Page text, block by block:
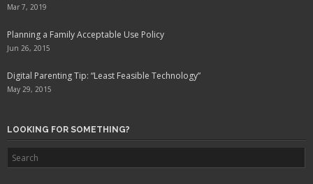
Mar 7, 2019
Planning a Family Acceptable Use Policy
Jun 26, 2015
Digital Parenting Tip: “Least Feasible Technology”
May 29, 2015
LOOKING FOR SOMETHING?